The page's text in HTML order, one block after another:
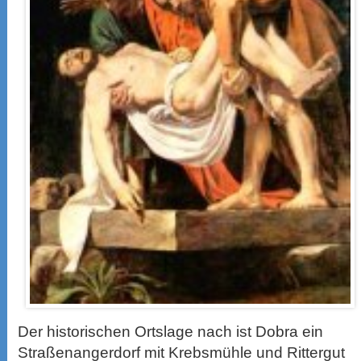
Der historischen Ortslage nach ist Dobra ein
Straßenangerdorf mit Krebsmühle und Rittergut